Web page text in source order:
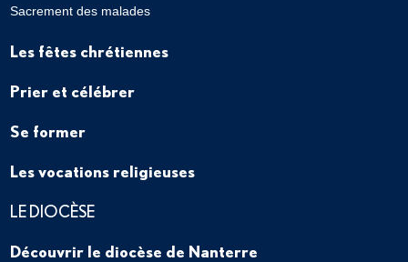
Sacrement des malades
Les fêtes chrétiennes
Prier et célébrer
Se former
Les vocations religieuses
LE DIOCÈSE
Découvrir le diocèse de Nanterre